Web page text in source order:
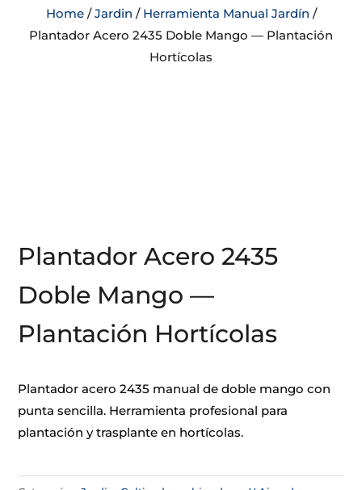
Home/Jardin / Herramienta Manual Jardín /
Plantador Acero 2435 Doble Mango — Plantación
Hortícolas
Plantador Acero 2435
Doble Mango —
Plantación Hortícolas
Plantador acero 2435 manual de doble mango con
punta sencilla. Herramienta profesional para
plantación y trasplante en hortícolas.